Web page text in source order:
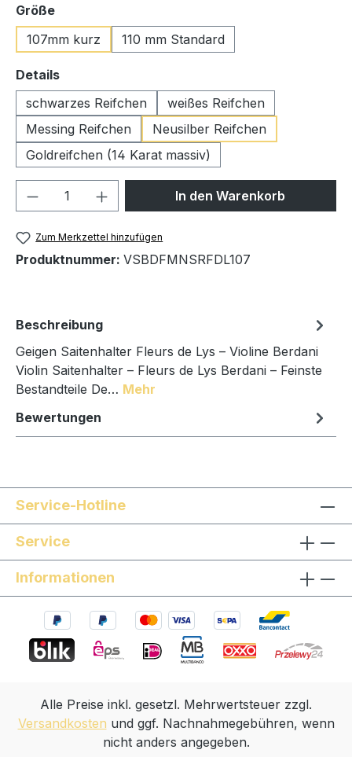
Größeauswählen
107mm kurz
110 mm Standard
Detailsauswählen
schwarzes Reifchen
weißes Reifchen
Messing Reifchen
Neusilber Reifchen
Goldreifchen (14 Karat massiv)
Produkt Anzahl: Gib denIn den Warenkorb
Zum Merkzettel hinzufügen
Produktnummer: VSBDFMNSRFDL107
Beschreibung
Geigen Saitenhalter Fleurs de Lys – Violine Berdani
Violin Saitenhalter – Fleurs de Lys Berdani – Feinste
Bestandteile De… Mehr
Bewertungen
Service-Hotline
Service
Informationen
Alle Preise inkl. gesetzl. Mehrwertsteuer zzgl.
Versandkosten und ggf. Nachnahmegebühren, wenn
nicht anders angegeben.